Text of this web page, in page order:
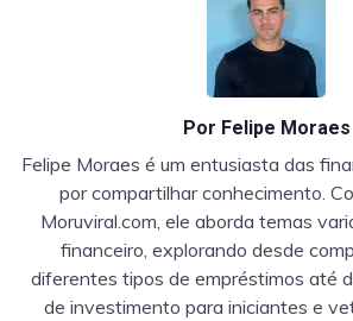
Por Felipe Moraes
Felipe Moraes é um entusiasta das
por compartilhar conhecimento.
Moruviral.com, ele aborda temas
financeiro, explorando desde
diferentes tipos de empréstimos até
de investimento para iniciantes e